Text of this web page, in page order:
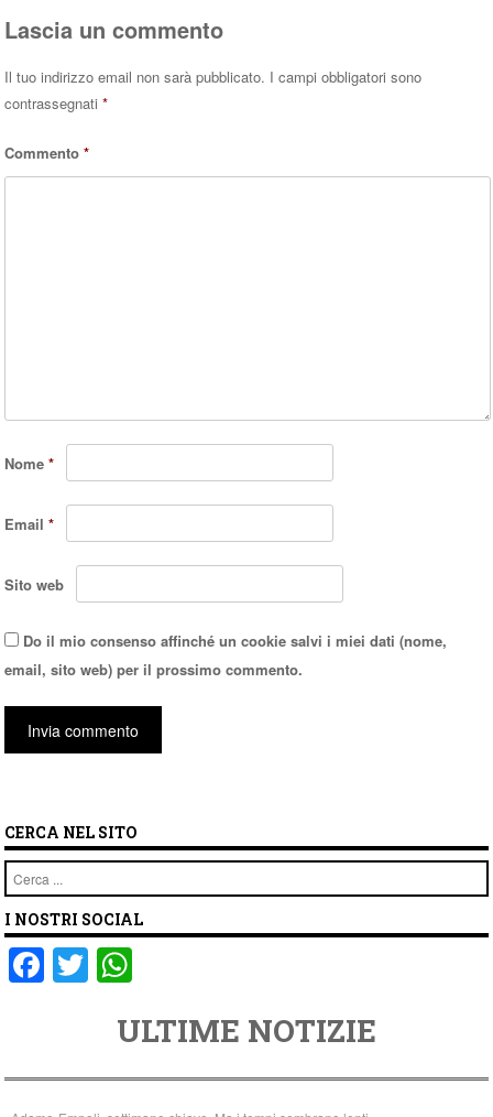
Lascia un commento
Il tuo indirizzo email non sarà pubblicato. I campi obbligatori sono
contrassegnati*
Commento*
Nome*
Email*
Sito web
Do il mio consenso affinché un cookie salvi i miei dati (nome,
email, sito web) per il prossimo commento.
CERCA NEL SITO
Cerca
I NOSTRI SOCIAL
F
e
b
T
er
at
s
A
ULTIME NOTIZIE